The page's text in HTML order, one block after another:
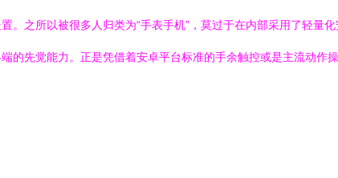
。之所以被很多人归类为“手表手机”，莫过于在内部采用了轻量
先觉能力。正是凭借着安卓平台标准的手余触控或是主流动作